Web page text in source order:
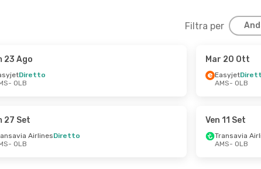
Filtra per
23 Ago
Diretto
- OLB
Mar 20 Ott
Easyjet
AMS- OLB
27 Set
AirlinesDiretto
- OLB
Ven 11 Set
Transavia
AMS- OLB